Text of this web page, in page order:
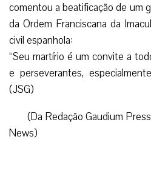
comentou a beatificação de um
da Ordem Franciscana da
civil espanhola:
“Seu martírio é um convite a
e perseverantes,
(JSG)
(Da Redação Gaudium
News)